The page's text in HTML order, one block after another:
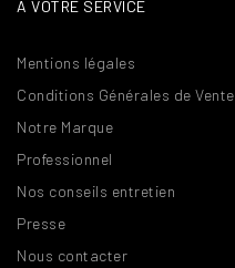
A VOTRE SERVICE
Mentions légales
Conditions Générales de Vente
Notre Marque
Professionnel
Nos conseils entretien
Presse
Nous contacter